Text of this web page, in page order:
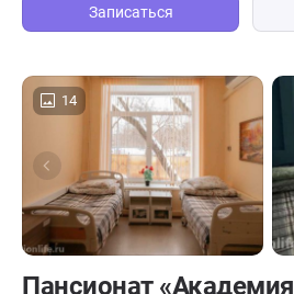
Записаться
14
Пансионат